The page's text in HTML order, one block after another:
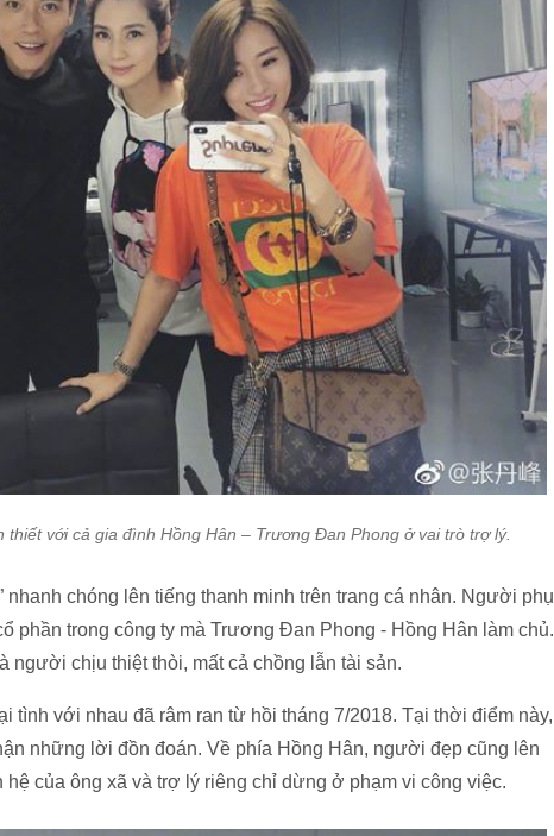
với cả gia đình Hồng Hân – Trương Đan Phong ở vai trò trợ lý.
nhanh chóng lên tiếng thanh minh trên trang cá nhân. Người phụ
phần trong công ty mà Trương Đan Phong - Hồng Hân làm chủ.
người chịu thiệt thòi, mất cả chồng lẫn tài sản.
tình với nhau đã râm ran từ hồi tháng 7/2018. Tại thời điểm này,
những lời đồn đoán. Về phía Hồng Hân, người đẹp cũng lên
của ông xã và trợ lý riêng chỉ dừng ở phạm vi công việc.